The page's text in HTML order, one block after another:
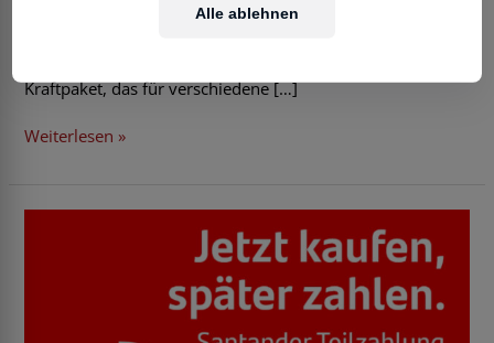
Abdeckung (100º x 60º) liefert er eine wirklich
Kraftpaket, das für verschiedene […]
Weiterlesen »
Alle ablehnen